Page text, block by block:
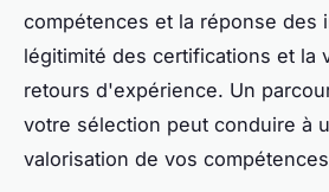
compétences et la réponse des
légitimité des certifications et la
retours d'expérience. Un
votre sélection peut conduire à
valorisation de vos